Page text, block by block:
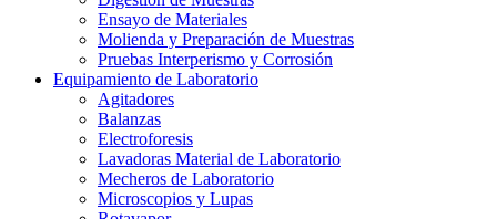
Ensayo de Materiales
Molienda y Preparación de Muestras
Pruebas Interperismo y Corrosión
Equipamiento de Laboratorio
Agitadores
Balanzas
Electroforesis
Lavadoras Material de Laboratorio
Mecheros de Laboratorio
Microscopios y Lupas